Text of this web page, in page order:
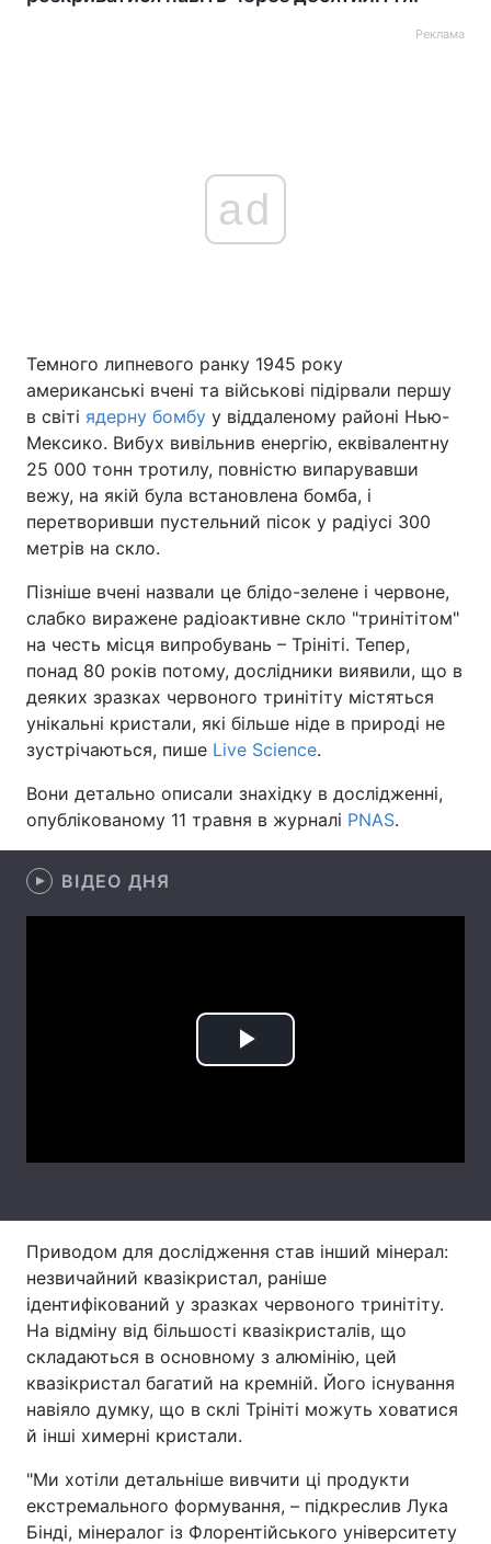
Україна Політика
Економіка Світ
Спорт Наука
Техно і зв'язок
Зброя Інциденти
Цікавинки Погода
Екологія Регіони
Інтерв'ю
Тема оформлення
Реклама
ad
Темного липневого ранку 1945 року
американські вчені та військові підірвали першу
в світі ядерну бомбу у віддаленому районі Нью-
Мексико. Вибух вивільнив енергію, еквівалентну
25 000 тонн тротилу, повністю випарувавши
вежу, на якій була встановлена бомба, і
перетворивши пустельний пісок у радіусі 300
метрів на скло.
Пізніше вчені назвали це блідо-зелене і червоне,
слабко виражене радіоактивне скло "тринітітом"
на честь місця випробувань – Трініті. Тепер,
понад 80 років потому, дослідники виявили, що в
деяких зразках червоного тринітіту містяться
унікальні кристали, які більше ніде в природі не
зустрічаються, пише Live Science.
Вони детально описали знахідку в дослідженні,
опублікованому 11 травня в журналі PNAS.
ВІДЕО ДНЯ
Play
Приводом для дослідження став інший мінерал:
незвичайний квазікристал, раніше
ідентифікований у зразках червоного тринітіту.
На відміну від більшості квазікристалів, що
складаються в основному з алюмінію, цей
квазікристал багатий на кремній. Його існування
навіяло думку, що в склі Трініті можуть ховатися
й інші химерні кристали.
"Ми хотіли детальніше вивчити ці продукти
екстремального формування, – підкреслив Лука
Бінді, мінералог із Флорентійського університету